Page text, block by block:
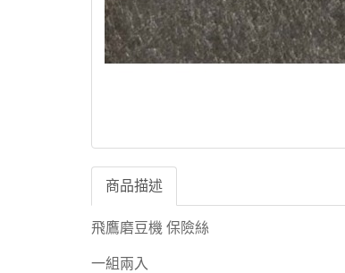
商品描述
飛鷹磨豆機 保險絲
一組兩入